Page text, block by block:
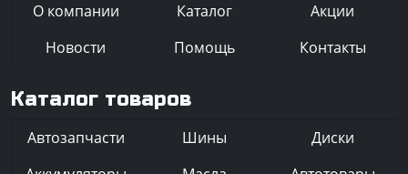
О компании Каталог
Акции
Новости
Помощь Контакты
Каталог товаров
Автозапчасти Шины
Диски